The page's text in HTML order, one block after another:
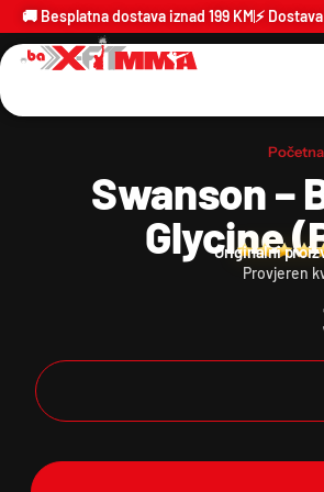
🚚 Besplatna dostava iznad 199 KM⚡
Početna
Swanson –
Glycine
Originalni
Provjeren